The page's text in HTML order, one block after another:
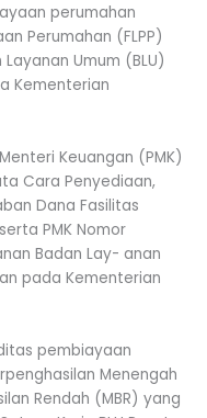
perumahan
Perumahan (FLPP)
Layanan Umum (BLU)
Kementerian
Keuangan (PMK)
Cara Penyediaan,
Dana Fasilitas
PMK Nomor
Badan Lay- anan
pada Kementerian
pembiayaan
Menengah
Rendah (MBR) yang